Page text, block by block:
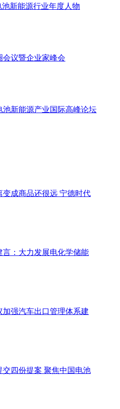
池新能源行业年度人物
会议暨企业家峰会
池新能源产业国际高峰论坛
成商品还很远 宁德时代
言：大力发展电化学储能
强汽车出口管理体系建
四份提案 聚焦中国电池